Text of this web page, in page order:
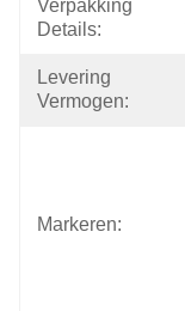
Verpakking
Details:
Levering
Vermogen:
Markeren: